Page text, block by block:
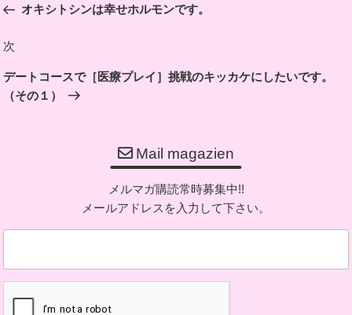
ナ
ゲ
ー
シ
投 オキシトシンは幸せホルモンです。
次
投
稿
次
デートコースで［医療プレイ］挑戦のキッカケにしたいです。
（その１）
Mail magazien
メルマガ購読常時募集中!!
メールアドレスを入力して下さい。